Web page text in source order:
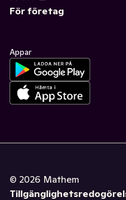
För företag
Appar
© 2026 Mathem